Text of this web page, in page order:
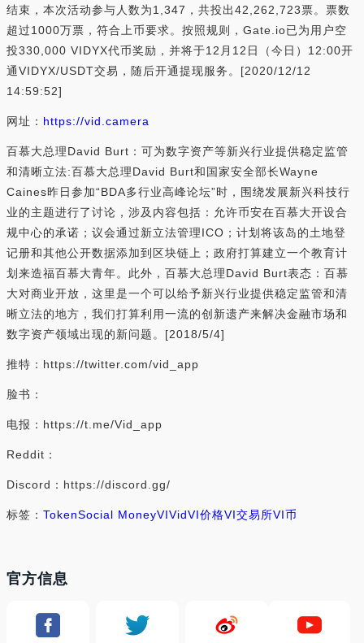
结束，本次活动参与人数为1,347，共投出42,262,723票。票数
超过1000万票，符合上币要求。按照规则，Gate.io已为用户空
投330,000 VIDYX代币奖励，并将于12月12日（今日）12:00开
通VIDYX/USDT交易，随后开通提现服务。[2020/12/12
14:59:52]
网址： https://vid.camera
百慕大总理David Burt：可为数字资产等新兴行业提供稳定监管
和清晰立法:百慕大总理David Burt和国家安全部长Wayne
Caines昨日参加“BDA多行业高峰论坛”时，围绕发展新兴科技行
业的主题进行了讨论，涉及内容包括：允许币安在百慕大开设合
规中心的承诺；议会通过新立法管理ICO；计划将该岛的土地登
记册和其他公开数据添加到区块链上；政府打算建立一个教育计
划来造福百慕大青年。此外，百慕大总理David Burt表态：百慕
大对商业开放，这里是一个可以给予新兴行业提供稳定监管和清
晰立法的地方，我们打算利用一流的创新遗产来解决金融市场和
数字资产领域出现的新问题。[2018/5/4]
推特：https://twitter.com/vid_app
脸书：
电报：https://t.me/Vid_app
Reddit：
Discord：https://discord.gg/
标签： TokenSocial MoneyVIVidVI价格VI交易所VI币
官方信息